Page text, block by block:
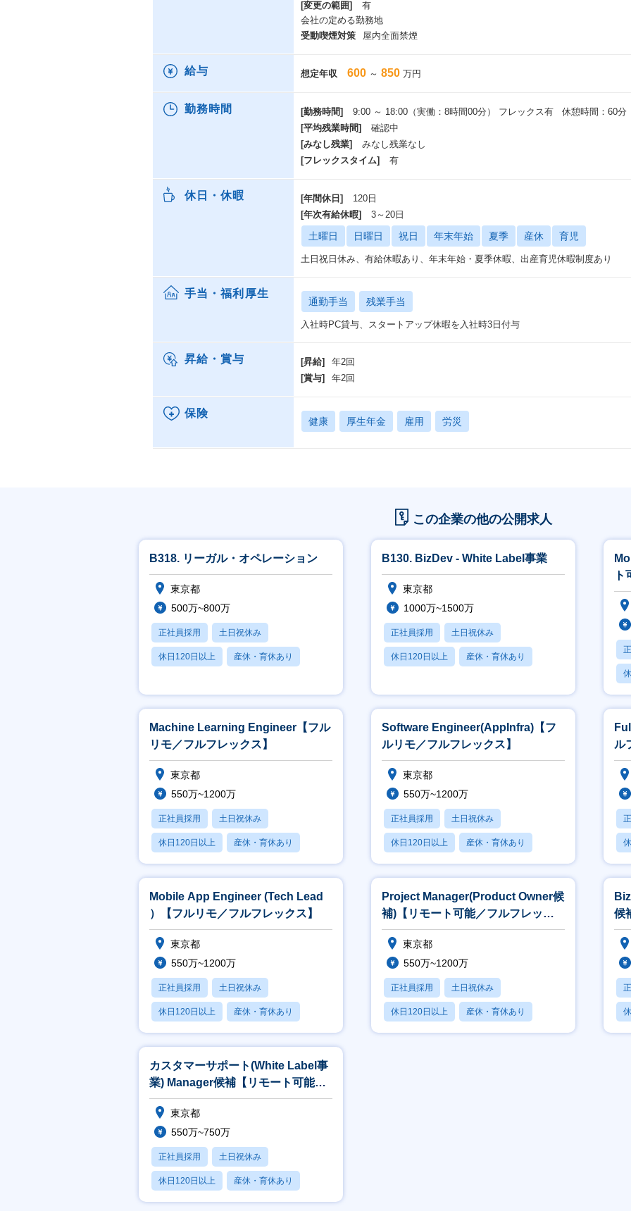
億円の資金調達を実施し、累計資金調達額は600億円を突破。2025年7月には、
略的グループインを発表し、従来からの共創領域に加えて、AI与信や新たな金
の競争力を本質から高める金融エコシステムの創出に挑んでいます。
ています。私たちは今後も、挑戦する企業と、それを支える社会を前進させる
*各種数値は2025年11月末時点
【職種について】
Growth Partnerは名前の通り、「企業の成長に伴走する」ことがミッションです
ルス」としての役割だけではなく、お客様のビジネスモデルを構造的に把握し
【募集背景】
「挑戦者を支える金融プラットフォーム」として急成長を続け、累計導入社数
また、プラットフォーム化を目指すため新規プロダクトを複数立ち上げており
を行い切れないフェーズに入りました。
Growth Partnerも20名を超える規模へ拡大しましたが（2025年5月時点）、さら
までもAIを活用した業務プロセス改善を進め、効率化とサービス品質の向上を
artnerのみならず、Inside Sales、Partner SalesをはじめGrowth部門全体の組織
い、事業成長を牽引する次のフェーズをリードできる方を求めています。
中長期的には、現在カード事業責任者が担っている営業統括の業務を委譲する
・新規商材の仮説検証を通し、プロダクトマーケットフィット（PMF）を実現さ
・新メンバーに対して、また新規事業のアップデートによるオンボーディングプ
・6商材以上を展開するマルチプロダクト環境下で、営業戦略の策定/実行/組織
・マーケティング/インサイドセールス/新規事業開発部などとも密接に関わり
と
・カウンターパートが、CEO/CFOをはじめとするCXOレイヤーであり、顧客と
ご自身のWillや成果に応じて半期ごとにキャリアを広げていただくことが可能で
本ポジションでは以下のようなキャリアパスを想定しています。
- 半年後にマネージャー（20名前後のメンバーマネジメントと売上数値に対して
・Expert Path：営業としてより深めていくためのパス
- エンタープライズ専任のフィールドセールス兼カスタマーサクセス
・クロスチャレンジ制度
「様々な視点からUPSIDERを強くしたい」という想いの強い人が、挑戦をす
- Growth Partnerから新規事業責任者へ（https://note.com/upsider_inc/n/
- Growth PartnerからHRへ（https://note.com/upsider_inc/n/n4d9ced15f724）
・ラクスルにて取締役CTOの経験を持つ泉、PKSHAにて複数のAI SaaS事業を
め、ユニークであり稀有な経験を持つ役員陣が集まる環境
・楽天にて最年少執行役員を務めた米田が率いる部署です
ること（例：プロダクト改善案の連携、顧客への企業紹介など）
各月1名、Q毎に1名、成果とバリューの体現度で決定します。
MVP受賞者がいるチームではチームディナーの補助を出しており、チームで
書類選考→選考3回→オファー面談
※面接の他に、業務理解やカルチャー理解のため別途面談の場をご提案させてい
[変更の範囲]
有
会社の定める勤務地
受動喫煙対策
屋内全面禁煙
給与 想定年収 600 ～ 850 万円
勤務時間 [勤務時間]
9:00 ～ 18:00（実働：8時間00分） フレックス有 休憩時間：60分
[平均残業時間]
確認中
[みなし残業]
みなし残業なし
[フレックスタイム]
有
休日・休暇 [年間休日]
120日
[年次有給休暇]
3～20日
土曜日 日曜日 祝日 年末年始 夏季 産休 育児
土日祝日休み、有給休暇あり、年末年始・夏季休暇、出産育児休暇制度あり
手当・福利厚生
通勤手当 残業手当
入社時PC貸与、スタートアップ休暇を入社時3日付与
昇給・賞与 [昇給]
年2回
[賞与]
年2回
保険
健康 厚生年金 雇用 労災
この企業の他の公開求人
B318. リーガル・オペレーション
東京都
500万~800万
正社員採用 土日祝休み
休日120日以上 産休・育休あり
B130. BizDev - White Label事業
東京都
1000万~1500万
正社員採用 土日祝休み
休日120日以上 産休・育休あり
Machine Learning Engineer【フル
リモ／フルフレックス】
東京都
550万~1200万
正社員採用 土日祝休み
休日120日以上 産休・育休あり
賞与あり
Software Engineer(AppInfra)【フ
ルリモ／フルフレックス】
東京都
550万~1200万
正社員採用 土日祝休み
休日120日以上 産休・育休あり
賞与あり
ル
Mobile App Engineer (Tech Lead
）【フルリモ／フルフレックス】
東京都
550万~1200万
正社員採用 土日祝休み
休日120日以上 産休・育休あり
賞与あり
Project Manager(Product Owner候
補)【リモート可能／フルフレック
ス】
東京都
550万~1200万
正社員採用 土日祝休み
休日120日以上 産休・育休あり
賞与あり
候
ス
カスタマーサポート(White Label事
業) Manager候補【リモート可能／
フルフレックス】
東京都
550万~750万
正社員採用 土日祝休み
休日120日以上 産休・育休あり
賞与あり